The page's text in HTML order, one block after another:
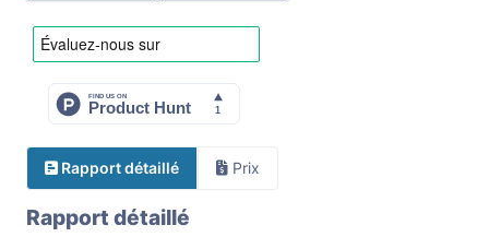
Rapport détaillé Prix
Rapport détaillé